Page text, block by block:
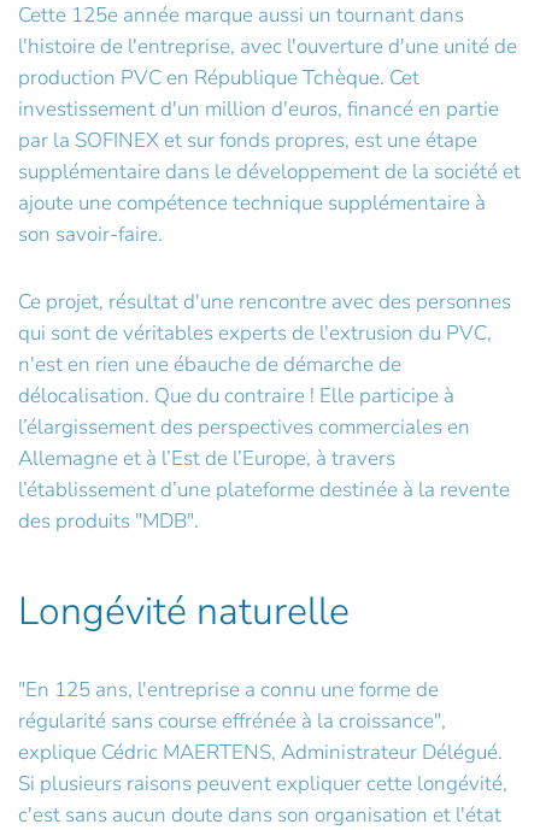
Cette 125e année marque aussi un tournant dans
l'histoire de l'entreprise, avec l'ouverture d'une unité de
production PVC en République Tchèque. Cet
investissement d'un million d'euros, financé en partie
par la SOFINEX et sur fonds propres, est une étape
supplémentaire dans le développement de la société et
ajoute une compétence technique supplémentaire à
son savoir-faire.
Ce projet, résultat d'une rencontre avec des personnes
qui sont de véritables experts de l'extrusion du PVC,
n'est en rien une ébauche de démarche de
délocalisation. Que du contraire ! Elle participe à
l’élargissement des perspectives commerciales en
Allemagne et à l’Est de l’Europe, à travers
l’établissement d’une plateforme destinée à la revente
des produits "MDB".
Longévité naturelle
"En 125 ans, l'entreprise a connu une forme de
régularité sans course effrénée à la croissance",
explique Cédric MAERTENS, Administrateur Délégué.
Si plusieurs raisons peuvent expliquer cette longévité,
c'est sans aucun doute dans son organisation et l'état